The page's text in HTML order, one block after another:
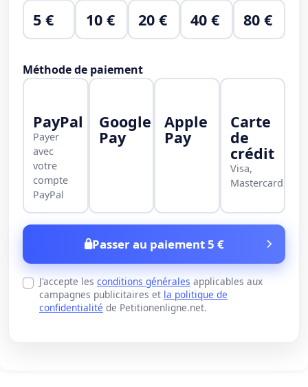
5 € 10 € 20 € 40 € 80 €
Méthode de paiement
PayPal
Payer
avec
votre
compte
PayPal
Google
Pay
Apple
Pay
Carte
de
crédit
Visa,
Mastercard
Passer au paiement 5 €
J'accepte les conditions générales applicables aux
campagnes publicitaires et la politique de
confidentialité de Petitionenligne.net.